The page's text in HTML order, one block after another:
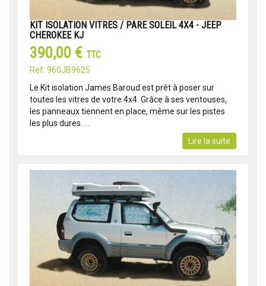
KIT ISOLATION VITRES / PARE SOLEIL 4X4 - JEEP
CHEROKEE KJ
390,00 € TTC
Réf: 960JB9625
Le Kit isolation James Baroud est prêt à poser sur
toutes les vitres de votre 4x4. Grâce à ses ventouses,
les panneaux tiennent en place, même sur les pistes
les plus dures. ...
Lire la suite